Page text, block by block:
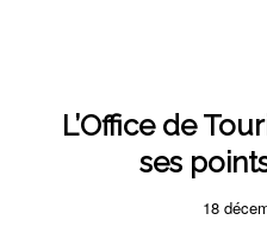
L’Office de
ses
18